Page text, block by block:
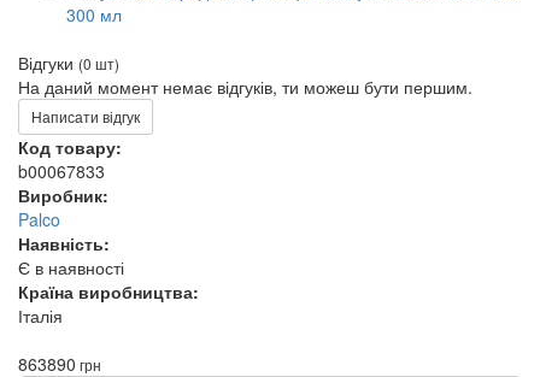
Відгуки (0 шт)
На даний момент немає відгуків, ти можеш бути першим.
Написати відгук
Код товару:
b00067833
Виробник:
Palco
Наявність:
Є в наявності
Країна виробництва:
Італія
863890 грн